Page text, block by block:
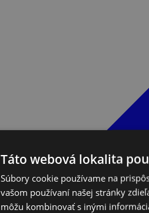
Táto webová lokalita
Súbory cookie používame na
vašom používaní našej stránky
môžu kombinovať s inými